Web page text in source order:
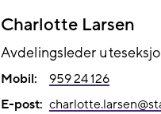
Charlotte Larsen
Avdelingsleder
Mobil:
959 24 126
E-post: